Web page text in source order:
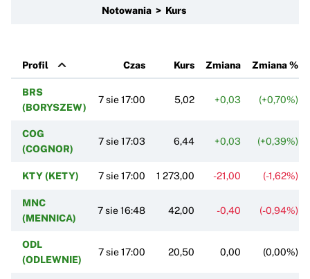
Notowania > Kurs
Profil Czas Kurs Zmiana Zmiana %
BRS
(BORYSZEW)
7 sie 17:00 5,02 +0,03 (+0,70%)
COG
(COGNOR)
7 sie 17:03 6,44 +0,03 (+0,39%)
KTY (KETY) 7 sie 17:00 1 273,00 -21,00 (-1,62%)
MNC
(MENNICA)
7 sie 16:48 42,00 -0,40 (-0,94%)
ODL
(ODLEWNIE)
7 sie 17:00 20,50 0,00 (0,00%)